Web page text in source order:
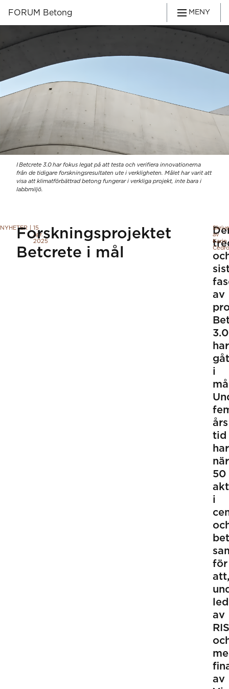
FORUM Betong MENY
I Betcrete 3.0 har fokus legat på att testa och verifiera innovationerna
från de tidigare forskningsresultaten ute i verkligheten. Målet har varit att
visa att klimatförbättrad betong fungerar i verkliga projekt, inte bara i
labbmiljö.
NYHETER
15
apr.
2025
Forskningsprojektet
Betcrete i mål
D
av
3.0
har
i
års
tid
har
50
i
för
att,
av
av
av
Karin